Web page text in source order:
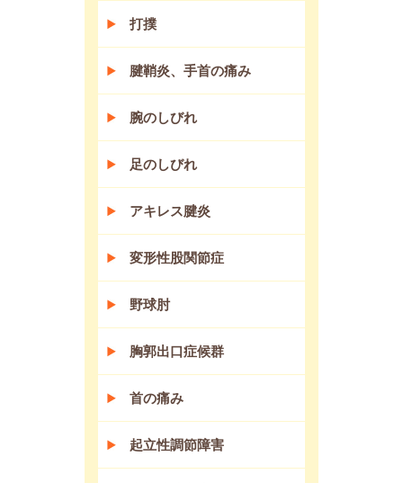
打撲
腱鞘炎、手首の痛み
腕のしびれ
足のしびれ
アキレス腱炎
変形性股関節症
野球肘
胸郭出口症候群
首の痛み
起立性調節障害